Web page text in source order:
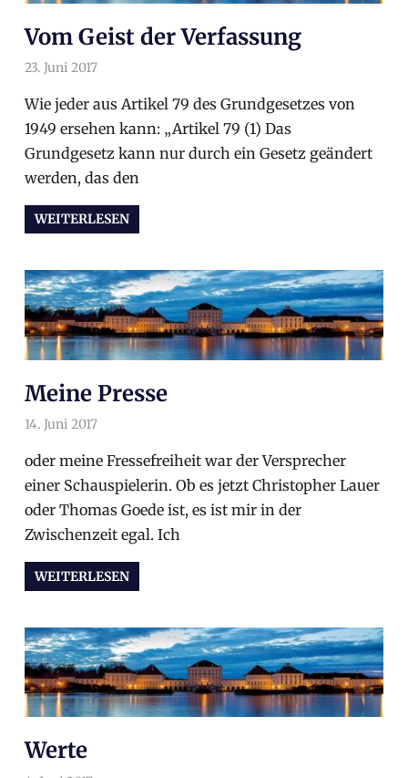
Vom Geist der Verfassung
23. Juni 2017
Wie jeder aus Artikel 79 des Grundgesetzes von
1949 ersehen kann: „Artikel 79 (1) Das
Grundgesetz kann nur durch ein Gesetz geändert
werden, das den
WEITERLESEN
Meine Presse
14. Juni 2017
oder meine Fressefreiheit war der Versprecher
einer Schauspielerin. Ob es jetzt Christopher Lauer
oder Thomas Goede ist, es ist mir in der
Zwischenzeit egal. Ich
WEITERLESEN
Werte